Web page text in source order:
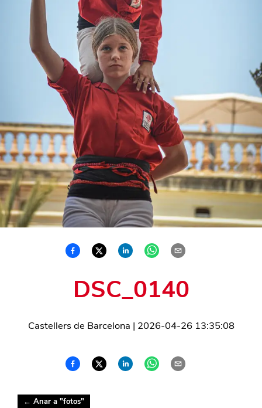
DSC_0140
Castellers de Barcelona | 2026-04-26 13:35:08
← Anar a "fotos"